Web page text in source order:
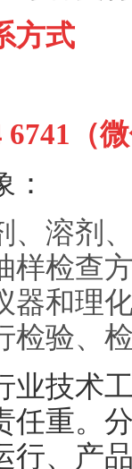
方式
（
、溶剂
样检查
器和理
检验、
业技术
任重。
行、产